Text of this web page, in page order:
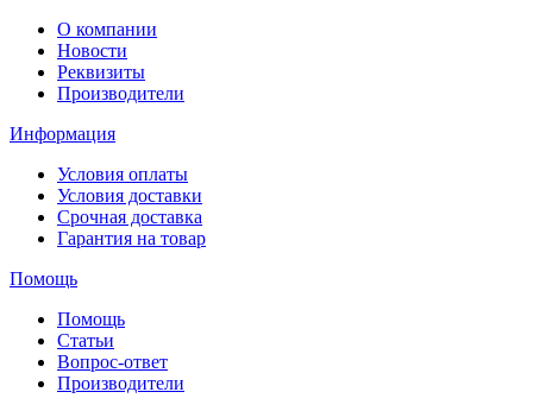
О компании
Новости
Реквизиты
Производители
Информация
Условия оплаты
Условия доставки
Срочная доставка
Гарантия на товар
Помощь
Помощь
Статьи
Вопрос-ответ
Производители